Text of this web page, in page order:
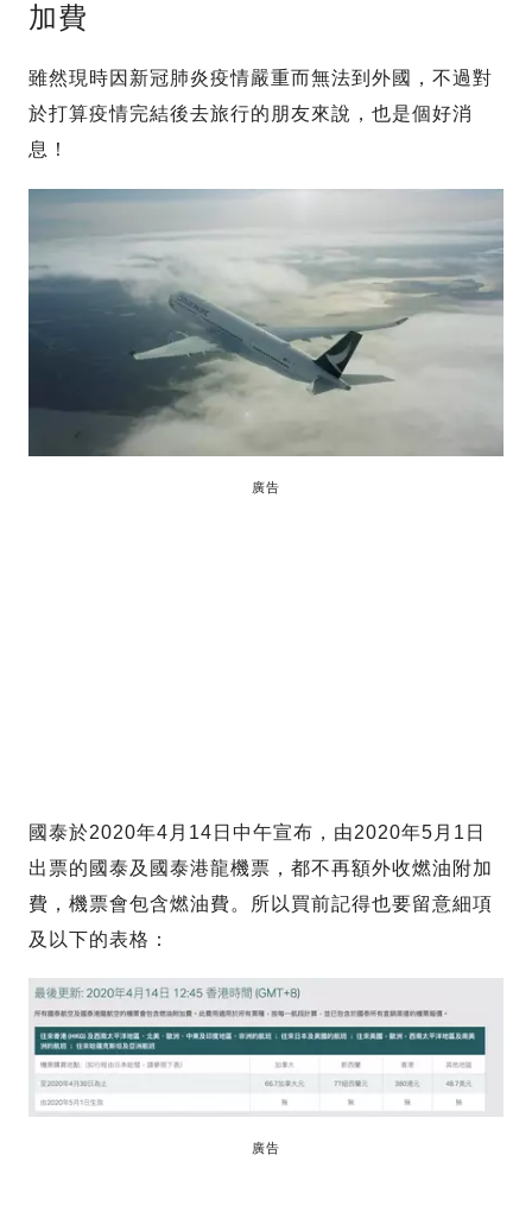
加費
雖然現時因新冠肺炎疫情嚴重而無法到外國，不過對
於打算疫情完結後去旅行的朋友來說，也是個好消
息！
廣告
國泰於2020年4月14日中午宣布，由2020年5月1日
出票的國泰及國泰港龍機票，都不再額外收燃油附加
費，機票會包含燃油費。所以買前記得也要留意細項
及以下的表格：
廣告